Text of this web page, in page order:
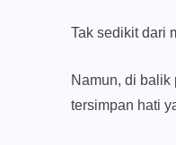
Tak sedikit dari
Namun, di balik
tersimpan hati